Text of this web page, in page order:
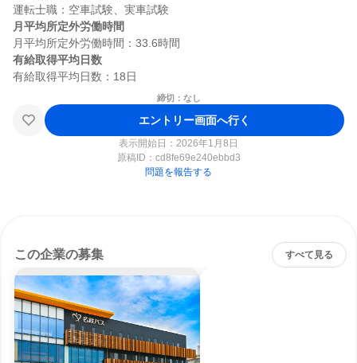
月平均所定外労働時間
有給取得平均日数
締切：なし
エントリー画面へ行く
表示開始日：2026年1月8日
原稿ID： cd8fe69e240ebbd3
問題を報告する
この企業の募集 すべて見る